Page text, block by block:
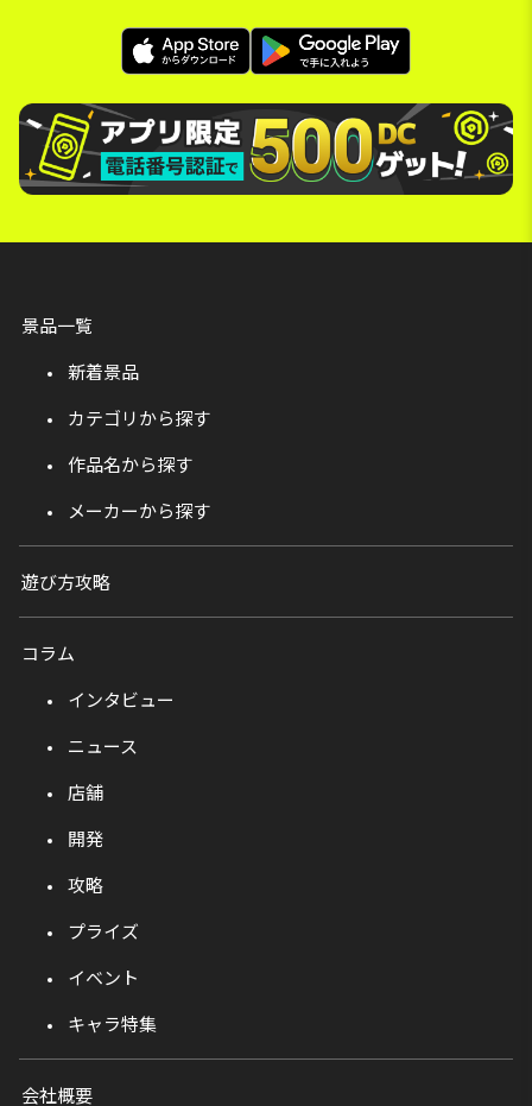
景品一覧
新着景品
カテゴリから探す
作品名から探す
メーカーから探す
遊び方攻略
コラム
インタビュー
ニュース
店舗
開発
攻略
プライズ
イベント
キャラ特集
会社概要